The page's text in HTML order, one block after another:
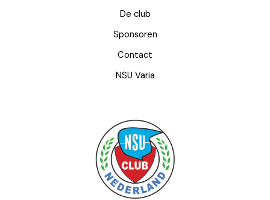
De club
Sponsoren
Contact
NSU Varia